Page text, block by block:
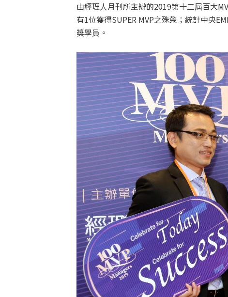
由經理人月刊所主辦的2019第十二屆百大
有1位獲得SUPER MVP之殊榮；統計中央
獎學員。